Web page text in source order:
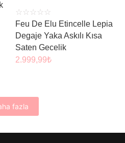
☆ ☆ ☆ ☆ ☆
Feu De Elu Etincelle Lepia
Degaje Yaka Askılı Kısa
Saten Gecelik
2.999,99₺
fazla